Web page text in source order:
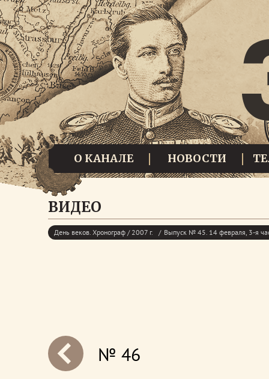
О КАНАЛЕ НОВОСТИ
ВИДЕО
День веков. Хронограф / 2007 г. Выпуск № 45. 14 февраля, 3-я
№ 46